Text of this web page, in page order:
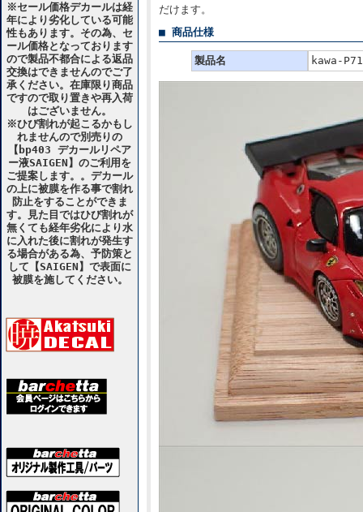
※セール価格デカールは経
年により劣化している可能
性もあります。その為、セ
ール価格となっております
ので製品不都合による返品
交換はできませんのでご了
承ください。在庫限り商品
ですので取り置きや再入荷
はございません。
※ひび割れが起こるかもし
れませんので別売りの
【bp403 デカールリペア
ー液SAIGEN】のご利用を
ご提案します。。デカール
の上に被膜を作る事で割れ
防止をすることができま
す。見た目ではひび割れが
無くても経年劣化により水
に入れた後に割れが発生す
る場合がある為、予防策と
して【SAIGEN】で表面に
被膜を施してください。
だけます。
■ 商品仕様
製品名 kawa-